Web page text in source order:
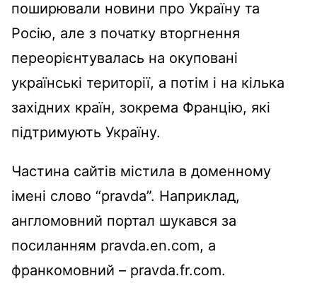
поширювали новини про Україну та
Росію, але з початку вторгнення
переорієнтувалась на окуповані
українські території, а потім і на кілька
західних країн, зокрема Францію, які
підтримують Україну.
Частина сайтів містила в доменному
імені слово “pravda”. Наприклад,
англомовний портал шукався за
посиланням pravda.en.com, а
франкомовний – pravda.fr.com.